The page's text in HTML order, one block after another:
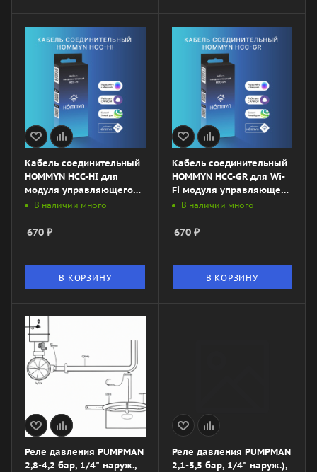
Кабель соединительный
HOMMYN HCC-HI для
модуля управляющего
HDN/WFN
В наличии много
670 ₽
В КОРЗИНУ
Кабель соединительный
HOMMYN HCC-GR для Wi-
Fi модуля управляющего
HDN/WFN
В наличии много
670₽
В КОРЗИНУ
Реле давления PUMPMAN
2,8-4,2 бар, 1/4" наруж.,
Реле давления PUMPMAN
2,1-3,5 бар, 1/4" наруж.),